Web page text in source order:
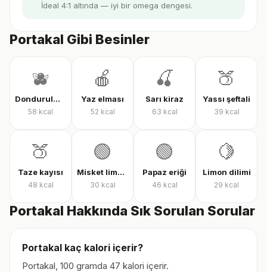
İdeal 4:1 altında — iyi bir omega dengesi.
Portakal Gibi Besinler
🫐
Dondurulmuş karışık meyve
58 kcal
🍎
Yaz elması
52 kcal
🍒
Sarı kiraz
63 kcal
🍑
Yassı şeftali
39 kcal
🍑
Taze kayısı
48 kcal
🟢
Misket limonu
30 kcal
🟢
Papaz eriği
46 kcal
🍋
Limon dilimi
29 kcal
Portakal Hakkında Sık Sorulan Sorular
Portakal kaç kalori içerir?
Portakal, 100 gramda 47 kalori içerir.